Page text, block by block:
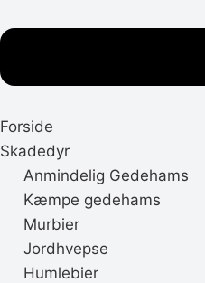
Forside
Skadedyr
Anmindelig Gedehams
Kæmpe gedehams
Murbier
Jordhvepse
Humlebier